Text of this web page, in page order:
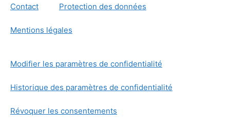
Contact Protection des données
Mentions légales
Modifier les paramètres de confidentialité
Historique des paramètres de confidentialité
Révoquer les consentements